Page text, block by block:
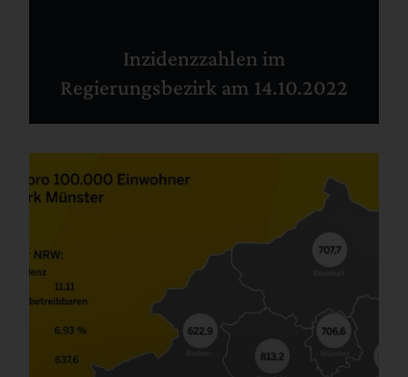
Inzidenzzahlen im
Regierungsbezirk am 14.10.2022